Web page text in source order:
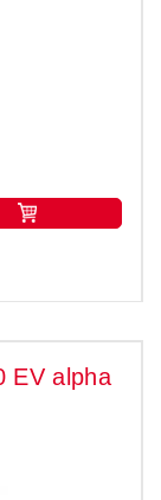
EV alpha